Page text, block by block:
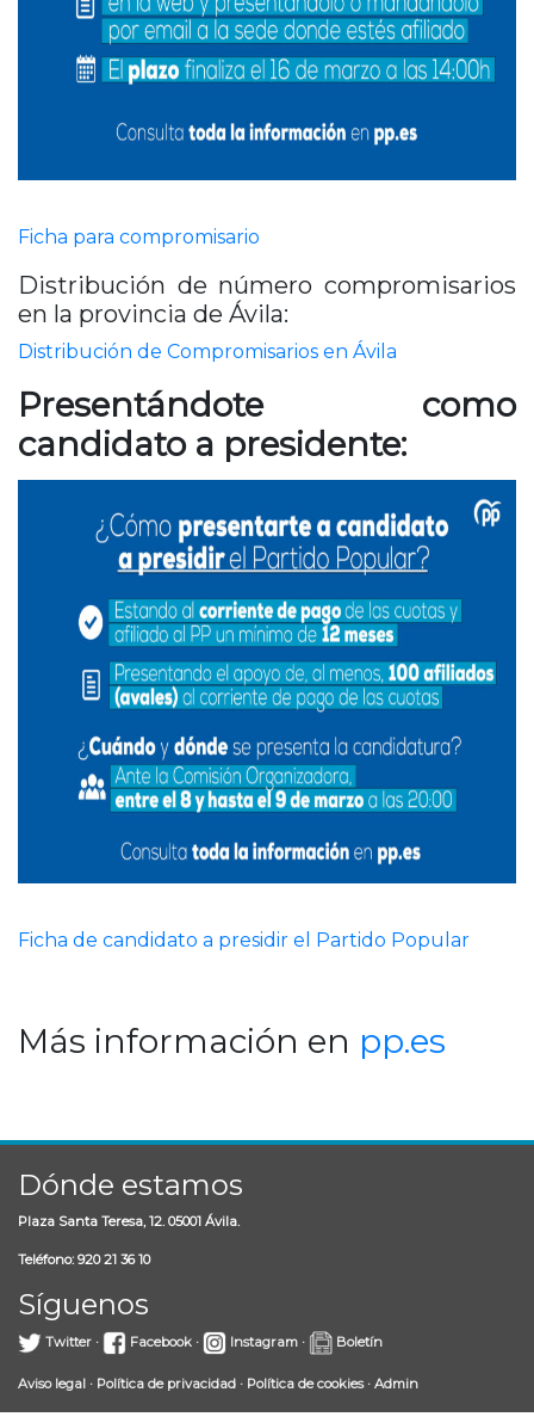
Ficha para compromisario
Distribución de número compromisarios
en la provincia de Ávila:
Distribución de Compromisarios en Ávila
Presentándote como
candidato a presidente:
Ficha de candidato a presidir el Partido Popular
Más información en pp.es
Dónde estamos
Plaza Santa Teresa, 12. 05001 Ávila.
Teléfono: 920 21 36 10
Síguenos
Twitter · Facebook · Instagram · Boletín
Aviso legal · Política de privacidad · Política de cookies· Admin